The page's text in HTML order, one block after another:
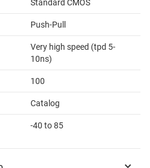
Standard CMOS
Push-Pull
Very high speed (tpd 5-
10ns)
100
Catalog
-40 to 85